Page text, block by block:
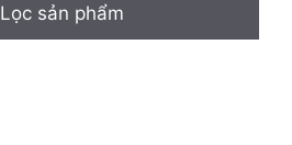
Lọc sản phẩm